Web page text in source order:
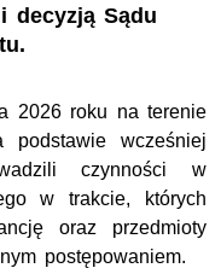
decyzją Sądu
2026 roku na terenie
podstawie wcześniej
czynności w
w trakcie, których
oraz przedmioty
postępowaniem.